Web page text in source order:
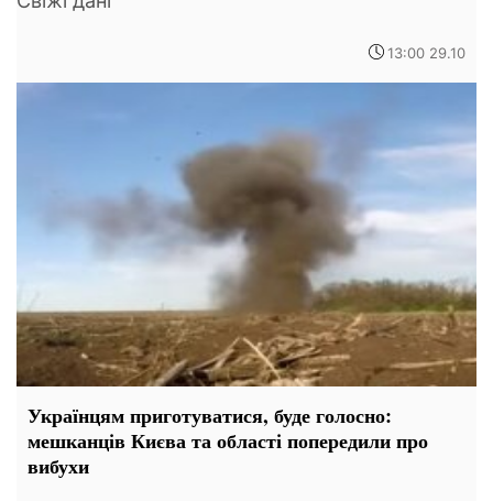
13:00 29.10
Українцям приготуватися, буде голосно:
мешканців Києва та області попередили про
вибухи